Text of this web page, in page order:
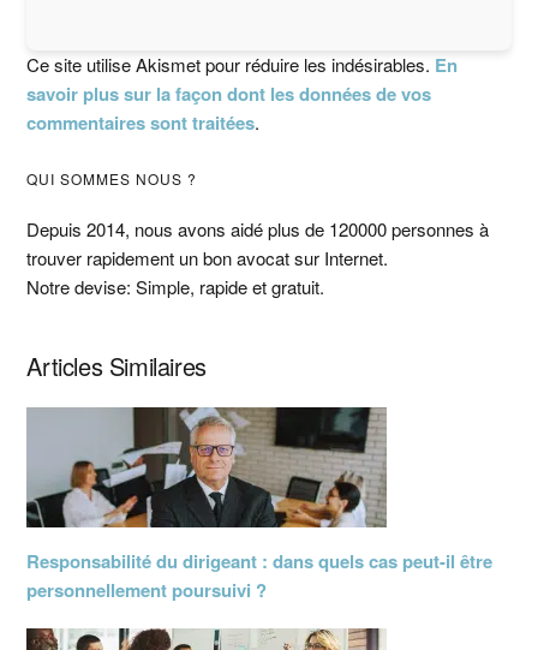
Ce site utilise Akismet pour réduire les indésirables. En
savoir plus sur la façon dont les données de vos
commentaires sont traitées.
Barre
latérale
principale
QUI SOMMES NOUS ?
Depuis 2014, nous avons aidé plus de 120000 personnes à
trouver rapidement un bon avocat sur Internet.
Notre devise: Simple, rapide et gratuit.
Articles Similaires
Responsabilité du dirigeant : dans quels cas peut-il être
personnellement poursuivi ?